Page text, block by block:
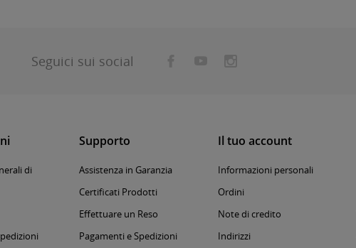
Seguici sui social
di
Supporto
Assistenza in Garanzia
Certificati Prodotti
Effettuare un Reso
Pagamenti e Spedizioni
Il tuo account
Informazioni personali
Ordini
Note di credito
Indirizzi